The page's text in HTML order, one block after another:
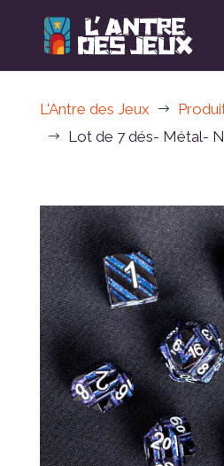
L'Antre des Jeux $
$ Lot de 7 dés- Métal-